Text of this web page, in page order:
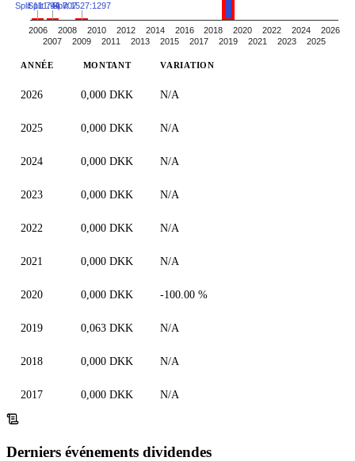
2006
2007
2008
2009
2010
2011
2012
2013
2014
2015
2016
2017
2018
2019
2020
2021
2022
2023
2024
2025
2026
Split 111:94
Split 746:707Split 1527:1297
ANNÉE MONTANT VARIATION
2026 0,000 DKK N/A
2025 0,000 DKK N/A
2024 0,000 DKK N/A
2023 0,000 DKK N/A
2022 0,000 DKK N/A
2021 0,000 DKK N/A
2020 0,000 DKK -100.00 %
2019 0,063 DKK N/A
2018 0,000 DKK N/A
2017 0,000 DKK N/A
Derniers événements dividendes